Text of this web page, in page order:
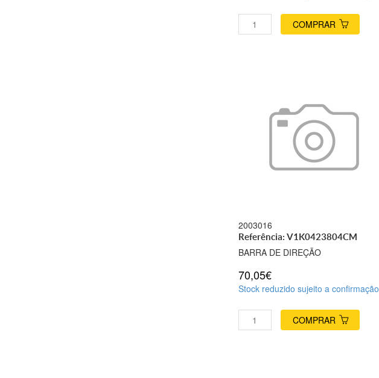
COMPRAR
2003016
Referência: V1K0423804CM
BARRA DE DIREÇÃO
70,05€
Stock reduzido sujeito a confirmação
COMPRAR